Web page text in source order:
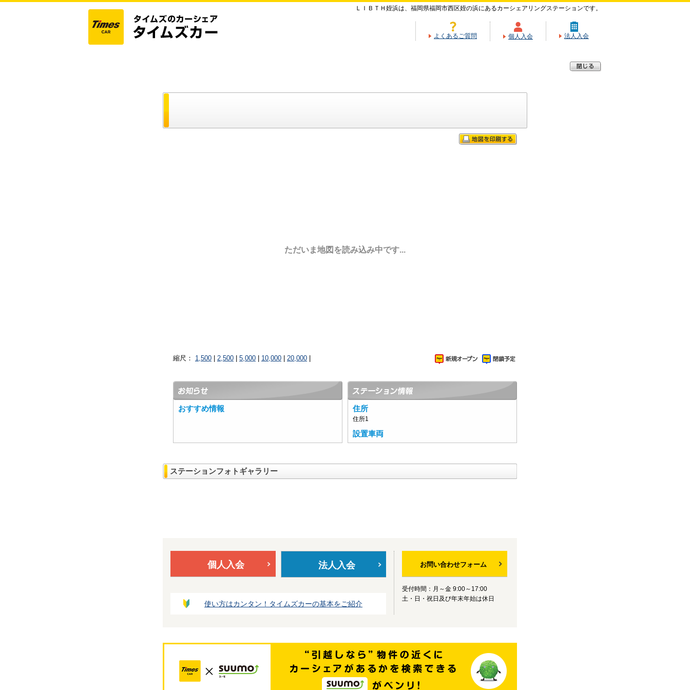
ＬＩＢＴＨ姪浜は、福岡県福岡市西区姪の浜にあるカーシェアリングステーションです。
よくあるご質問 個人入会 法人入会
ただいま地図を読み込み中です...
縮尺： 1,500 2,500 5,000 10,000 20,000
おすすめ情報 住所
住所1
設置車両
ステーションフォトギャラリー
個人入会 法人入会
使い方はカンタン！タイムズカーの基本をご紹介
お問い合わせフォーム
受付時間：月～金 9:00～17:00
土・日・祝日及び年末年始は休日